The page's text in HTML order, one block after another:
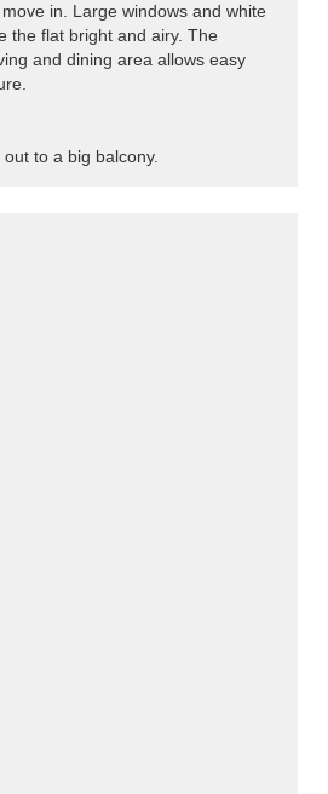
in. Large windows and white
the flat bright and airy. The
and dining area allows easy
to a big balcony.